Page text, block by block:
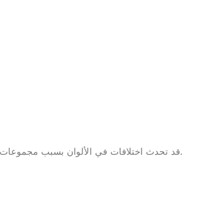
قد تحدث اختلافات في الألوان بسبب مجموعات الألوان المعروضة على الشاشة/الشاشة. لتأكيد المنتج، يمكنك زيارة متجرنا أو تصفح الكتالوج الخاص بنا.